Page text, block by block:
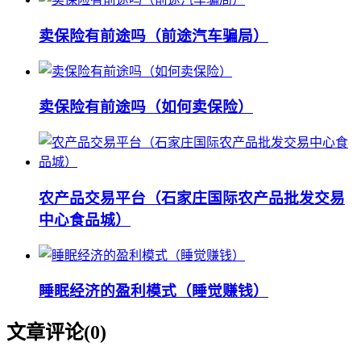
卖保险有前途吗（前途汽车骗局）
卖保险有前途吗（如何卖保险）
农产品交易平台（石家庄国际农产品批发交易
中心食品城）
睡眠经济的盈利模式（睡觉赚钱）
文章评论(0)